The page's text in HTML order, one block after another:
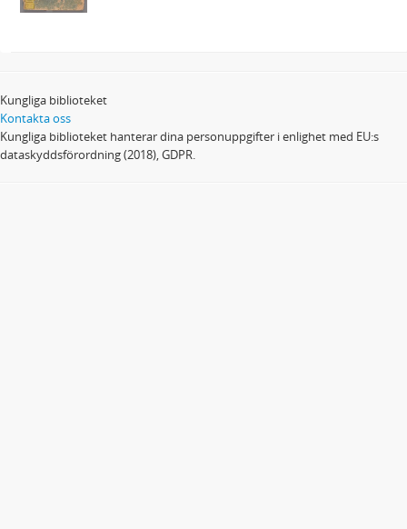
Kungliga biblioteket
Kontakta oss
Kungliga biblioteket hanterar dina personuppgifter i enlighet med EU:s
dataskyddsförordning (2018), GDPR.